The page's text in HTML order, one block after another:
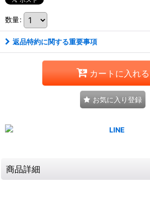
数量:
返品特約に関する重要事項
カートに入れる
お気に入り登録
商品詳細